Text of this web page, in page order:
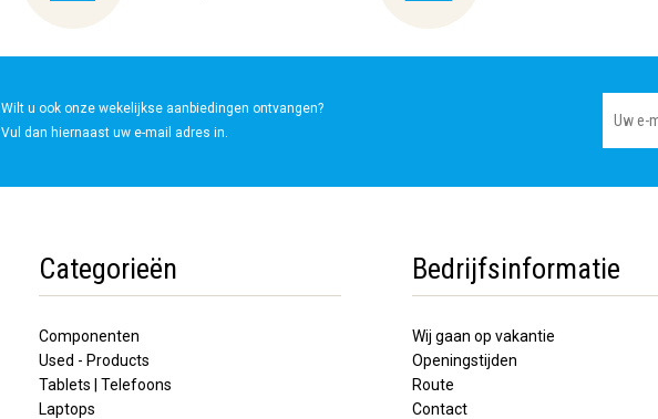
Wilt u ook onze wekelijkse aanbiedingen ontvangen?
Vul dan hiernaast uw e-mail adres in.
Categorieën
Componenten
Used - Products
Tablets | Telefoons
Laptops
Bedrijfsinformatie
Wij gaan op vakantie
Openingstijden
Route
Contact